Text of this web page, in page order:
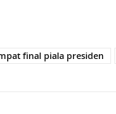
final piala presiden